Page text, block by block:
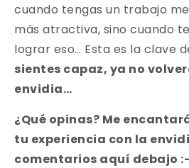
cuando tengas un trabajo
más atractiva, sino cuando
lograr eso… Esta es la clave
sientes capaz, ya no
envidia…
¿Qué opinas? Me
tu experiencia con la
comentarios aquí debajo